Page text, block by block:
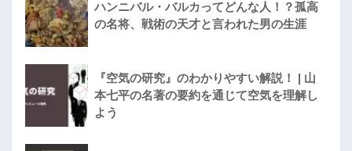
ハンニバル・バルカってどんな人！？孤高
の名将、戦術の天才と言われた男の生涯
『空気の研究』のわかりやすい解説！ | 山
本七平の名著の要約を通じて空気を理解し
よう